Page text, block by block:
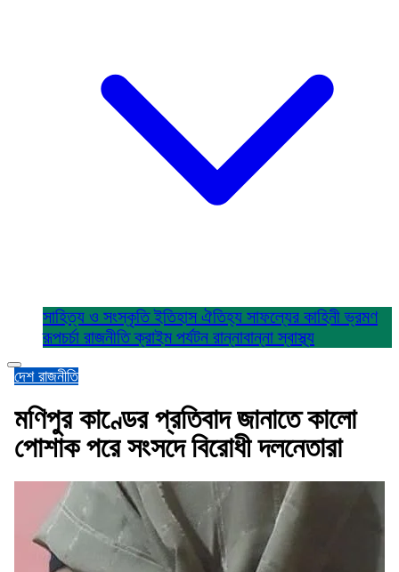
সাহিত্য ও সংস্কৃতিইতিহাস ঐতিহ্য সাফল্যের কাহিনীভ্রমণ
রূপচর্চা রাজনীতিক্রাইম পর্যটন রান্নাবান্নাস্বাস্থ্য
দেশ রাজনীতি
মণিপুর কাণ্ডের প্রতিবাদ জানাতে কালো
পোশাক পরে সংসদে বিরোধী দলনেতারা